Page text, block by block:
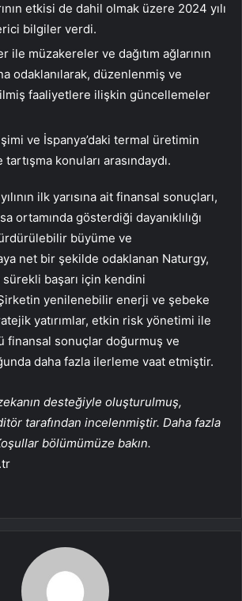
etkisi de dahil olmak üzere 2024 yılı
bilgiler verdi.
ile müzakereler ve dağıtım ağlarının
odaklanılarak, düzenlenmiş ve
faaliyetlere ilişkin güncellemeler
ve İspanya’daki termal üretimin
konuları arasındaydı.
ilk yarısına ait finansal sonuçları,
ortamında gösterdiği dayanıklılığı
büyüme ve
net bir şekilde odaklanan Naturgy,
başarı için kendini
yenilenebilir enerji ve şebeke
yatırımlar, etkin risk yönetimi ile
finansal sonuçlar doğurmuş ve
daha fazla ilerleme vaat etmiştir.
desteğiyle oluşturulmuş,
tarafından incelenmiştir. Daha fazla
bölümümüze bakın.